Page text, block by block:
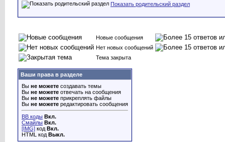
Показать родительский раздел
Новые сообщения
Нет новых сообщений
Тема закрыта
Ваши права в разделе
Вы не можете создавать темы
Вы не можете отвечать на сообщения
Вы не можете прикреплять файлы
Вы не можете редактировать сообщения
BB коды Вкл.
Смайлы Вкл.
[IMG] код Вкл.
HTML код Выкл.